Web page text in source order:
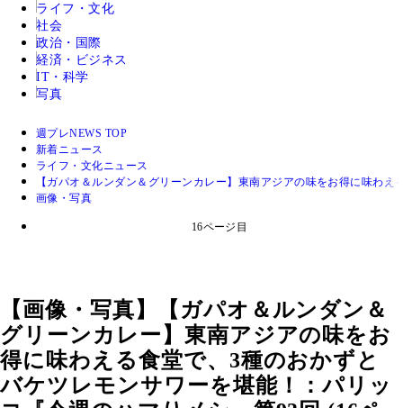
ライフ・文化
社会
政治・国際
経済・ビジネス
IT・科学
写真
週プレNEWS TOP
新着ニュース
ライフ・文化ニュース
【ガパオ＆ルンダン＆グリーンカレー】東南アジアの味をお得に味わ
画像・写真
16ページ目
【画像・写真】【ガパオ＆ルンダン＆
グリーンカレー】東南アジアの味をお
得に味わえる食堂で、3種のおかずと
バケツレモンサワーを堪能！：パリッ